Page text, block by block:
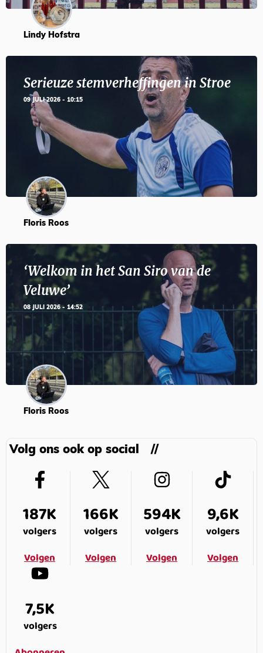
Lindy Hofstra
Serieuze stemverheffingen in Stroe
09 JULI 2026 - 10:15
Floris Roos
‘Welkom in het San Siro van de
Veluwe’
08 JULI 2026 - 14:52
Floris Roos
Volg ons ook op social
187K
volgers
Volgen
166K
volgers
Volgen
594K
volgers
Volgen
9,6K
volgers
Volgen
7,5K
volgers